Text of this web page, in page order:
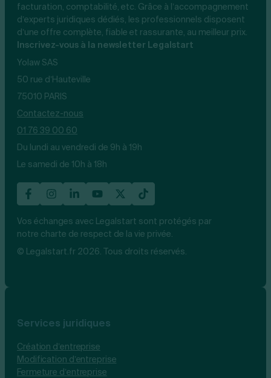
facturation, comptabilité, etc. Grâce à l’accompagnement
d’experts juridiques dédiés, les professionnels disposent
d’une offre complète, fiable et rassurante, au meilleur prix.
Inscrivez-vous à la newsletter Legalstart
Yolaw SAS
50 rue d’Hauteville
75010 PARIS
Contactez-nous
01 76 39 00 60
Du lundi au vendredi de 9h à 19h
Le samedi de 10h à 18h
Vos échanges avec Legalstart sont protégés par
notre charte de respect de la vie privée.
© Legalstart.fr 2026. Tous droits réservés.
Services juridiques
Création d’entreprise
Modification d’entreprise
Fermeture d’entreprise